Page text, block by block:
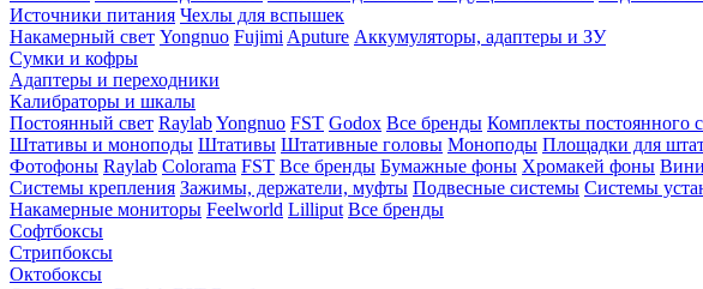
Источники питания Чехлы для вспышек
Накамерный свет Yongnuo Fujimi Aputure Аккумуляторы, адаптеры и ЗУ
Сумки и кофры
Адаптеры и переходники
Калибраторы и шкалы
Постоянный свет RaylabYongnuo FST Godox Все бренды Комплекты постоянного
Штативы и моноподы Штативы Штативные головы Моноподы Площадки для
Фотофоны Raylab Colorama FST Все бренды Бумажные фоны Хромакей фоны
Системы крепления Зажимы, держатели, муфты Подвесные системы Системы
Накамерные мониторы Feelworld Lilliput Все бренды
Софтбоксы
Стрипбоксы
Октобоксы